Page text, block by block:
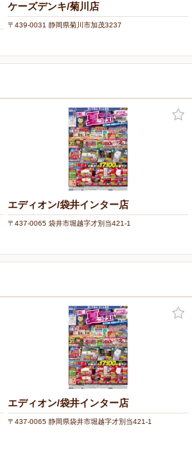
ケーズデンキ/菊川店
〒439-0031 静岡県菊川市加茂3237
エディオン/袋井インター店
〒437-0065 袋井市堀越字才別当421-1
エディオン/袋井インター店
〒437-0065 静岡県袋井市堀越字才別当421-1